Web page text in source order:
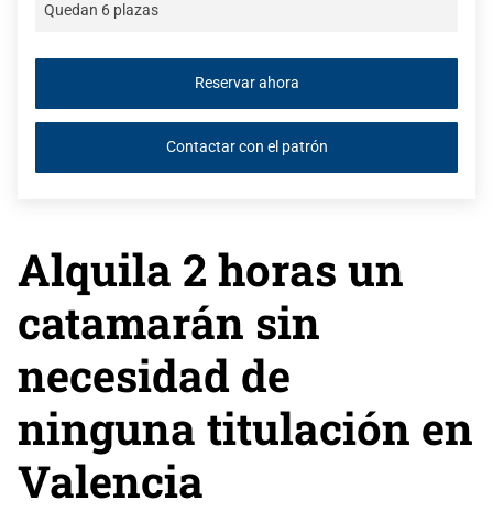
Alquila 2 horas un
catamarán sin
necesidad de
ninguna titulación en
Valencia
Quedan 6 plazas
Contactar con el patrón